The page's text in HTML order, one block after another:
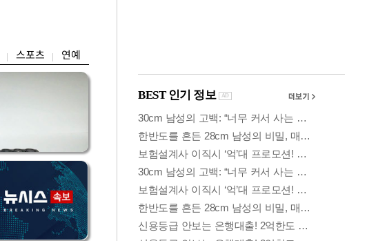
스포츠 연예